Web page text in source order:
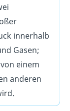
innerhalb
Gasen;
einem
anderen